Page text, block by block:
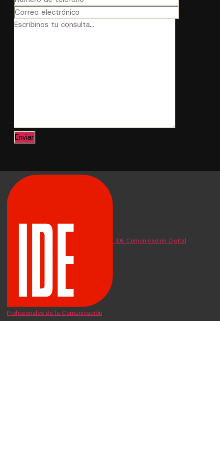
IDE Comunicación Digital
Profesionales de la Comunicación